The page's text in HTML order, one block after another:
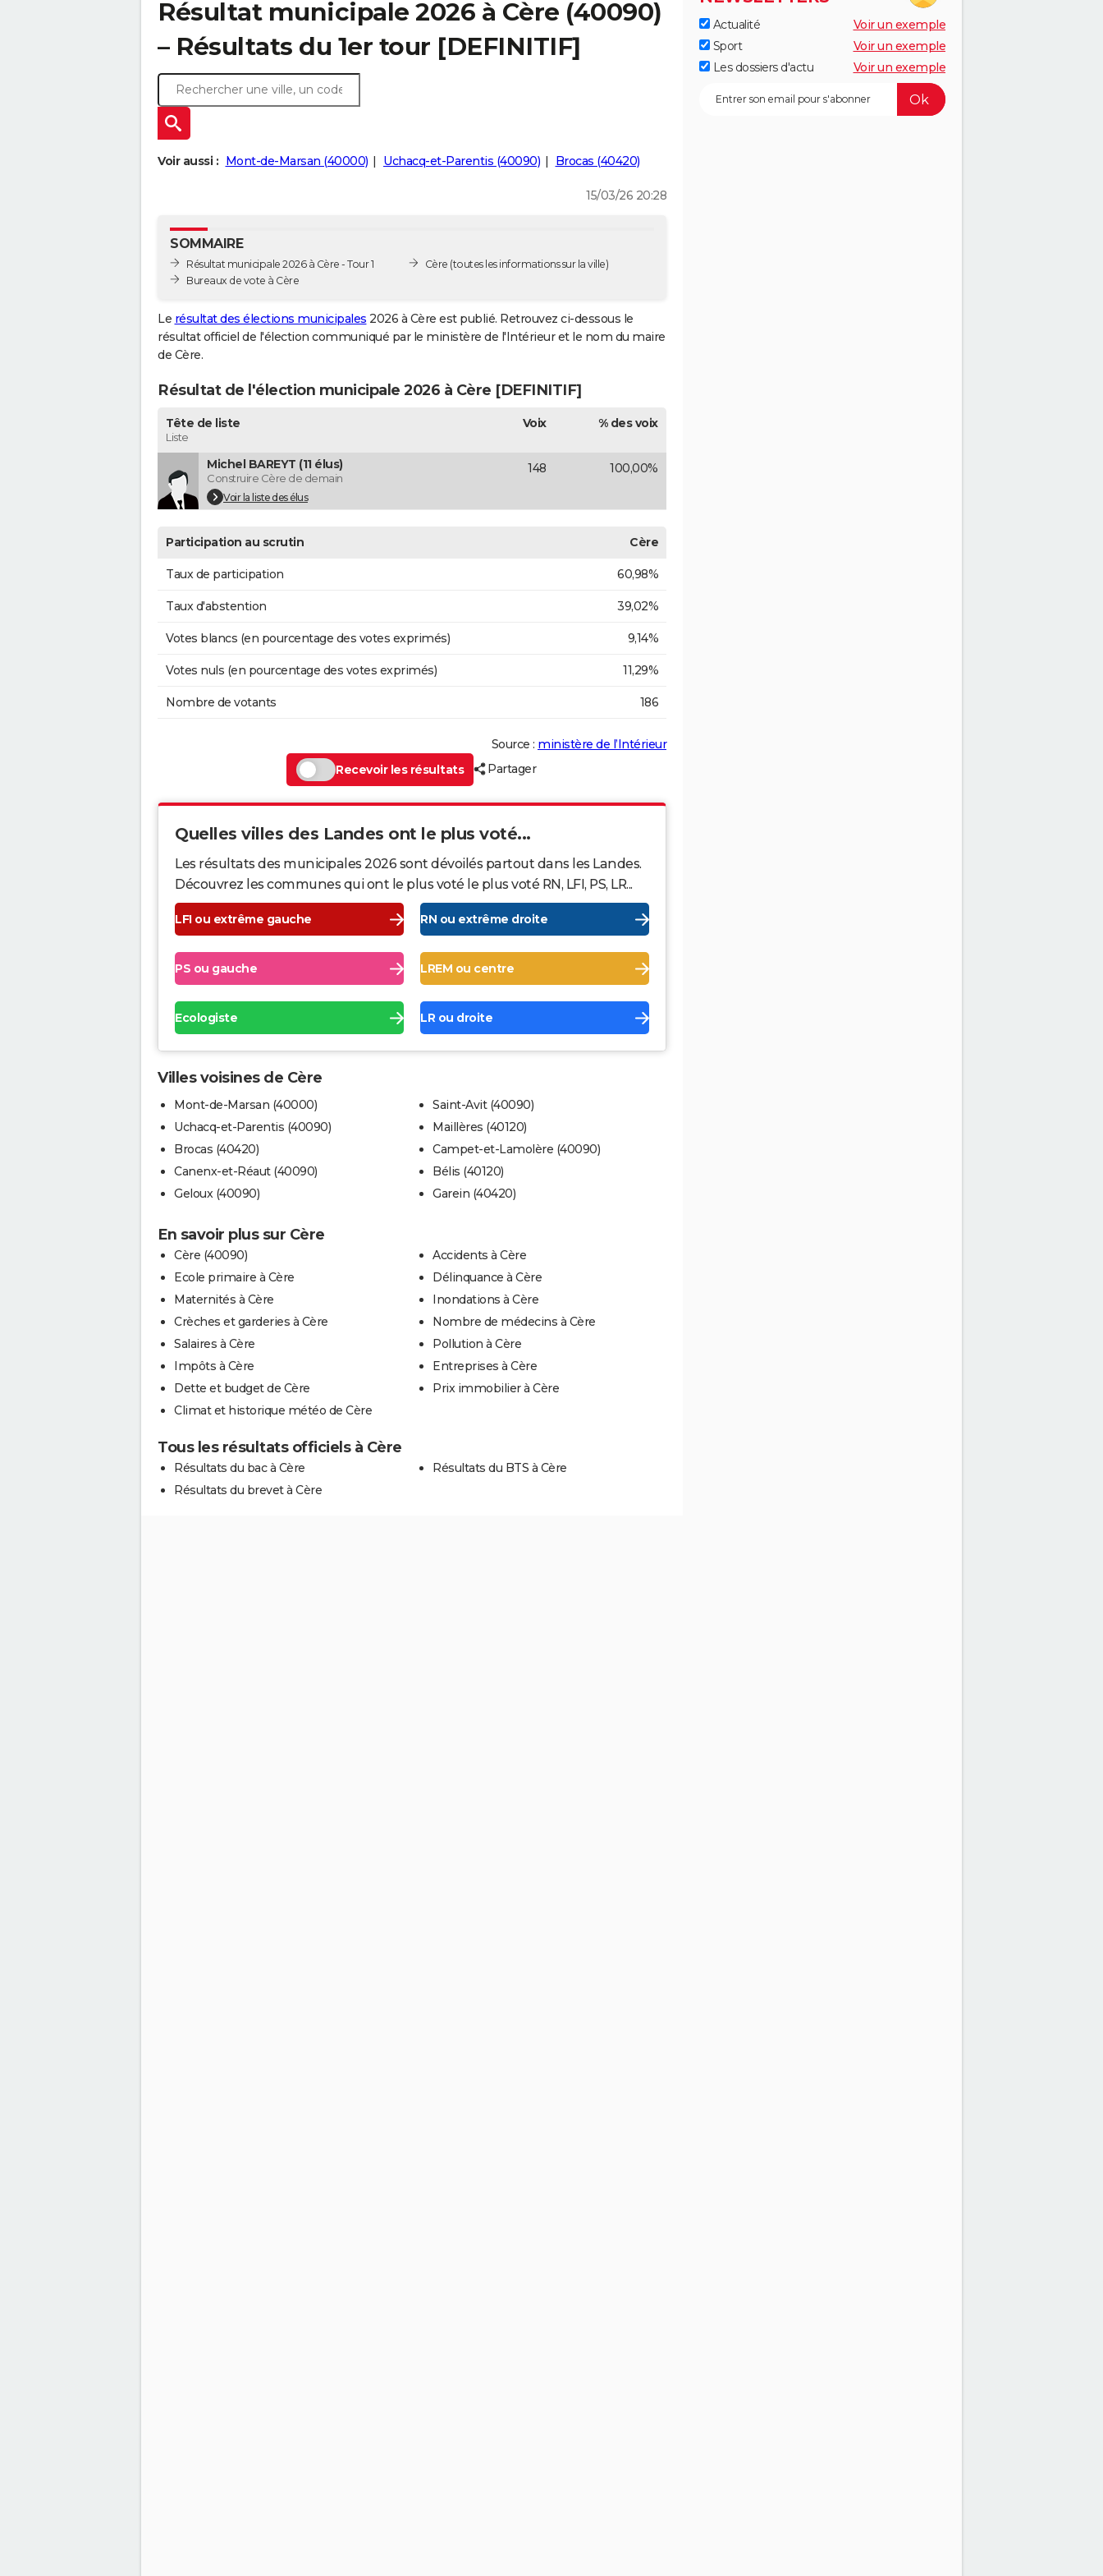
Résultat municipale 2026 à Cère (40090)
– Résultats du 1er tour [DEFINITIF]
Voir aussi : Mont-de-Marsan (40000) Uchacq-et-Parentis (40090) Brocas (40420)
15/03/26 20:28
SOMMAIRE
Résultat municipale 2026 à Cère - Tour 1
Bureaux de vote à Cère
Cère (toutes les informations sur la ville)
Le résultat des élections municipales 2026 à Cère est publié. Retrouvez ci-dessous le
résultat officiel de l'élection communiqué par le ministère de l'Intérieur et le nom du maire
de Cère.
Résultat de l'élection municipale 2026 à Cère [DEFINITIF]
Tête de liste
Liste
Voix % des voix
Michel BAREYT (11 élus)
Construire Cère de demain
Voir la liste des élus
148 100,00%
Participation au scrutin Cère
Taux de participation 60,98%
Taux d'abstention 39,02%
Votes blancs (en pourcentage des votes exprimés) 9,14%
Votes nuls (en pourcentage des votes exprimés) 11,29%
Nombre de votants 186
Source : ministère de l’Intérieur
Recevoir les résultats
Partager
Quelles villes des Landes ont le plus voté...
Les résultats des municipales 2026 sont dévoilés partout dans les Landes.
Découvrez les communes qui ont le plus voté le plus voté RN, LFI, PS, LR...
LFI ou extrême gauche RN ou extrême droite
PS ou gauche LREM ou centre
Ecologiste LR ou droite
Villes voisines de Cère
Mont-de-Marsan (40000)
Uchacq-et-Parentis (40090)
Brocas (40420)
Canenx-et-Réaut (40090)
Geloux (40090)
Saint-Avit (40090)
Maillères (40120)
Campet-et-Lamolère (40090)
Bélis (40120)
Garein (40420)
En savoir plus sur Cère
Cère (40090)
Ecole primaire à Cère
Maternités à Cère
Crèches et garderies à Cère
Salaires à Cère
Impôts à Cère
Dette et budget de Cère
Climat et historique météo de Cère
Accidents à Cère
Délinquance à Cère
Inondations à Cère
Nombre de médecins à Cère
Pollution à Cère
Entreprises à Cère
Prix immobilier à Cère
Tous les résultats officiels à Cère
Résultats du bac à Cère
Résultats du brevet à Cère
Résultats du BTS à Cère
Actualité
Voir un exemple
Sport
Voir un exemple
Les dossiers d'actu
Voir un exemple